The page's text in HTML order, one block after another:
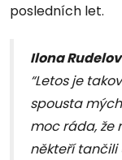
posledních let.
Ilona
“Letos je
spousta
moc ráda, že
někteří tančili